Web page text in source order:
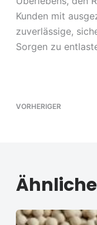
Kunden mit
zuverlässige,
Sorgen zu
VORHERIGER